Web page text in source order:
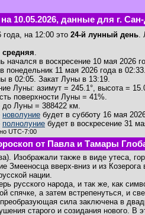
10.05.2026, данные для г.
года, на 12:00 это 24-й лунный день.
средняя.
начался в воскресение 10 мая 2026
понедельник 11 мая 2026 года в 02:33.
в 02:05. Закат Луны в 13:19.
Луны: азимут = 245.1°, высота =
поверхности Луны = 41%.
до Луны = 388422 км.
новолуние будет в субботу 16 мая
полнолуние будет в воскресение 31
UTC-7:00
от Павла и Тамары
Изображали также в виде утеса,
Змееносца вверх-вниз и из
нации.
русского народа, и так же, как
спячке, а затем встрепенуться, и
сила заключена в
старого и созидания нового. В